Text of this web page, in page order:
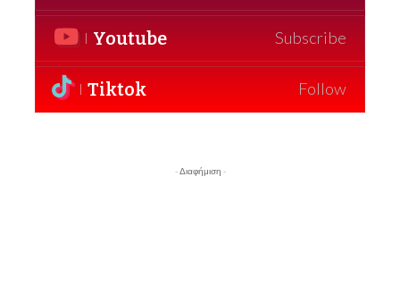
Youtube Subscribe
Tiktok Follow
- Διαφήμιση -